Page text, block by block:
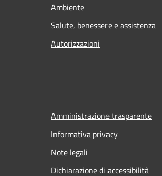
Ambiente
Salute, benessere e assistenza
Autorizzazioni
Amministrazione trasparente
Informativa privacy
Note legali
Dichiarazione di accessibilità